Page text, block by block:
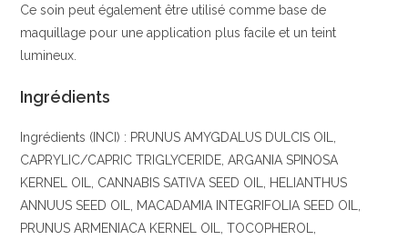
Ce soin peut également être utilisé comme base de
maquillage pour une application plus facile et un teint
lumineux.
Ingrédients
Ingrédients (INCI) : PRUNUS AMYGDALUS DULCIS OIL,
CAPRYLIC/CAPRIC TRIGLYCERIDE, ARGANIA SPINOSA
KERNEL OIL, CANNABIS SATIVA SEED OIL, HELIANTHUS
ANNUUS SEED OIL, MACADAMIA INTEGRIFOLIA SEED OIL,
PRUNUS ARMENIACA KERNEL OIL, TOCOPHEROL,